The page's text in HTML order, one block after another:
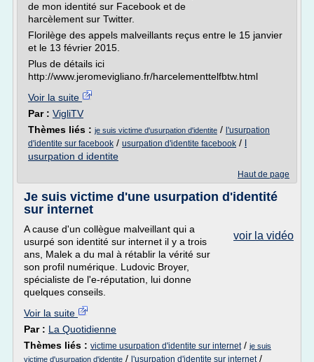
de mon identité sur Facebook et de
harcèlement sur Twitter.
Florilège des appels malveillants reçus entre le 15 janvier
et le 13 février 2015.
Plus de détails ici
http://www.jeromevigliano.fr/harcelementtelfbtw.html
Voir la suite
Par : VigliTV
Thèmes liés : je suis victime d'usurpation d'identite / l'usurpation
d'identite sur facebook / usurpation d'identite facebook / l
usurpation d identite
Haut de page
Je suis victime d'une usurpation d'identité
sur internet
voir la vidéo
A cause d'un collègue malveillant qui a
usurpé son identité sur internet il y a trois
ans, Malek a du mal à rétablir la vérité sur
son profil numérique. Ludovic Broyer,
spécialiste de l'e-réputation, lui donne
quelques conseils.
Voir la suite
Par : La Quotidienne
Thèmes liés : victime usurpation d'identite sur internet/ je suis
victime d'usurpation d'identite / l'usurpation d'identite sur internet/